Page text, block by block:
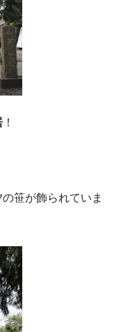
！
笹が飾られていま